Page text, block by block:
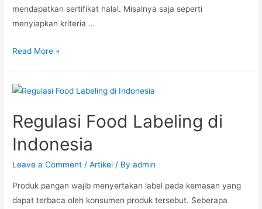
mendapatkan sertifikat halal. Misalnya saja seperti
menyiapkan kriteria …
Read More »
Regulasi Food Labeling di
Indonesia
Leave a Comment /Artikel / Byadmin
Produk pangan wajib menyertakan label pada kemasan yang
dapat terbaca oleh konsumen produk tersebut. Seberapa